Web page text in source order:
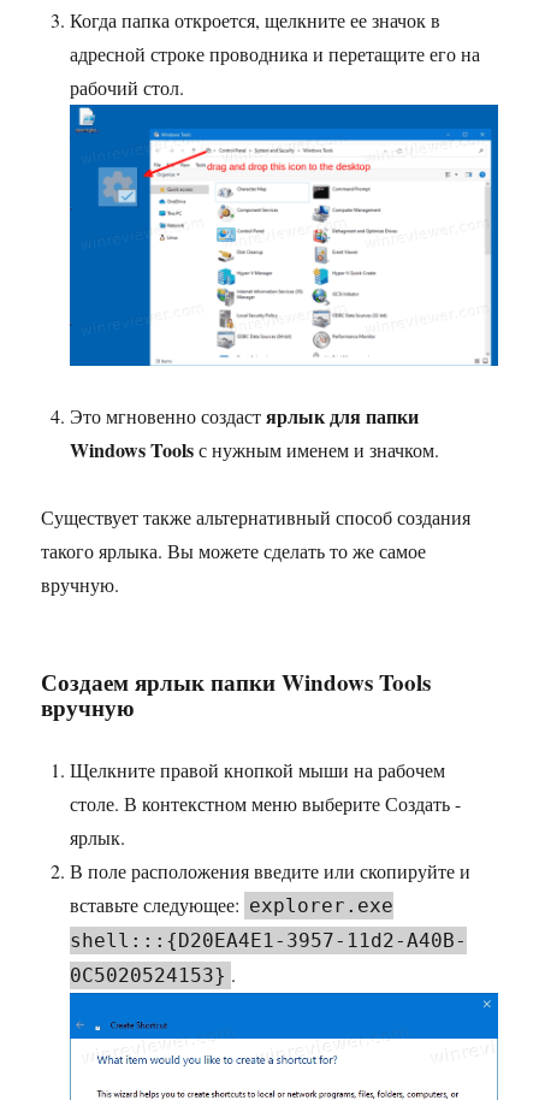
Когда папка откроется, щелкните ее значок в
адресной строке проводника и перетащите его на
рабочий стол.
Это мгновенно создастярлык для папки
Windows Toolsс нужным именем и значком.
Существует также альтернативный способ создания
такого ярлыка. Вы можете сделать то же самое
вручную.
Создаем ярлык папки Windows Tools
вручную
Щелкните правой кнопкой мыши на рабочем
столе. В контекстном меню выберите Создать -
ярлык.
В поле расположения введите или скопируйте и
вставьте следующее: explorer.exe
shell:::{D20EA4E1-3957-11d2-A40B-
0C5020524153} .